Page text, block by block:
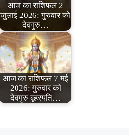
आज का राशिफल 2
जुलाई 2026: गुरुवार को
देवगुरु…
आज का राशिफल 7 मई
2026: गुरुवार को
देवगुरु बृहस्पति…